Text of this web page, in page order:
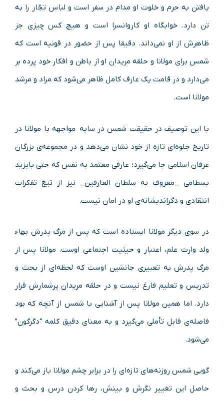
یافتن به حرم و خلوت او مدام در سفر است و لباس تجّار را به
تن دارد. خوابگاه او کاروانسرا است و هیچ کس چیزی جز
ظاهرش از او نمی‌داند. دقیقا پس از حضور در قونیه است که
شمس برای مولانا و حلقه مریدان او از باطن و افکار خود پرده بر
مى‌دارد و در قامت یک عارف کامل ظاهر می‌شود که مراد و مرشد
مولانا است.
با این توصیف در حقیقت شمس در سایه مواجهه با مولانا در
تاریخ جلوه‌ای تازه از خود نشان می‌دهد و در مجموعه‌ی بزرگان
عرفان اسلامی جا می‌گیرد؛ عارفی معتمد به نفس که حتی بایزید
بسطامی _معروف به سلطان العارفین_ نیز از تیغ تفکرات
انتقادی و دگراندیشانه‌ی او در امان نیست.
در سوی دیگر مولانا ایستاده است که پس از مرگ پدرش بهاء
ولد وارث علم، اعتبار و حیثیت اجتماعی اوست. مولانا پس از
مرگ پدرش به تعبیری جانشین اوست که لحظه‌ای از بحث و
تدریس و تعلیم فارغ نیست و در حلقه مریدان پرشمارش قرار
دارد. اما همین مولانا پس از آشنایی با شمس از آنچه که بود
فاصله‌ی قابل تأملی می‌گیرد و به معنای دقیق کلمه “دگرگون”
می‌شود.
گویی شمس روزنه‌های تازه‌ای را در برابر چشم مولانا باز می‌کند و
حاصل این تغییر نگرش و بینش، رها کردن درس و بحث و